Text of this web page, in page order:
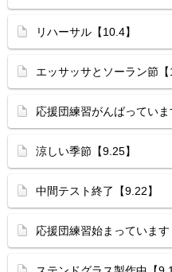
リハーサル【10.4】
エッサッサとソーラン節【
応援団練習がんばっていま
涼しい季節【9.25】
中間テスト終了【9.22】
応援団練習始まっています